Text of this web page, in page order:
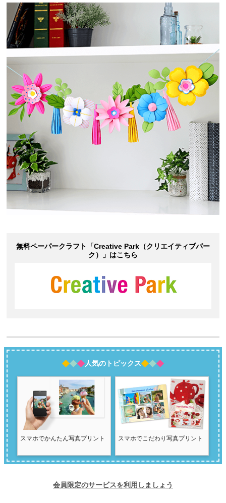
無料ペーパークラフト「Creative Park（クリエイティブパー
ク）」はこちら
人気のトピックス
スマホでかんたん写真プリント スマホでこだわり写真プリント
会員限定のサービスを利用しましょう